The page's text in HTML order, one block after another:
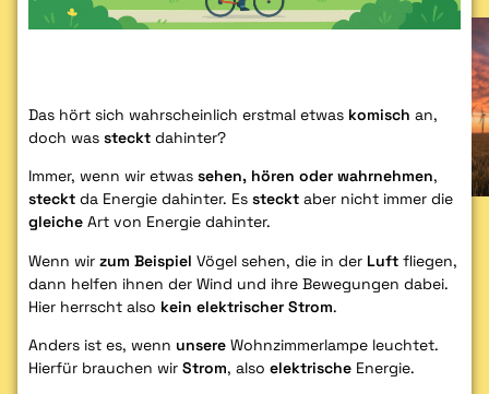
Das hört sich wahrscheinlich erstmal etwas komisch an,
doch was steckt dahinter?
Immer, wenn wir etwas sehen, hören oder wahrnehmen,
steckt da Energie dahinter. Es steckt aber nicht immer die
gleiche Art von Energie dahinter.
Wenn wir zum Beispiel Vögel sehen, die in der Luft fliegen,
dann helfen ihnen der Wind und ihre Bewegungen dabei.
Hier herrscht also kein elektrischer Strom.
Anders ist es, wenn unsere Wohnzimmerlampe leuchtet.
Hierfür brauchen wir Strom, also elektrische Energie.